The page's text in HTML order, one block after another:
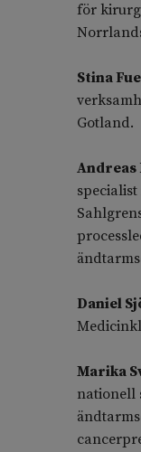
för
Stina
Gotland.
Andreas
Daniel
Marika
nationell